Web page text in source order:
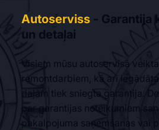
Autoserviss - Garantija
un detaļai
Visiem mūsu autoservisā
remontdarbiem, kā arī
daļām tiek sniegta garantija.
par garantijas noteikumiem
pakalpojuma saņemšanas vai